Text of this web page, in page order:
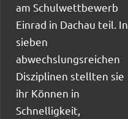
am Schulwettbewerb
Einrad in Dachau teil. In
sieben
abwechslungsreichen
Disziplinen stellten sie
ihr Können in
Schnelligkeit,